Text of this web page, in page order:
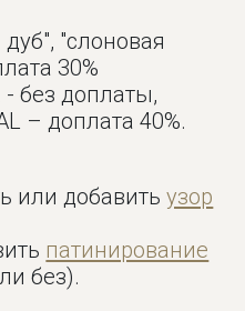
"слоновая
30%
без доплаты,
– доплата 40%.
или добавитьузор
патинирование
без).